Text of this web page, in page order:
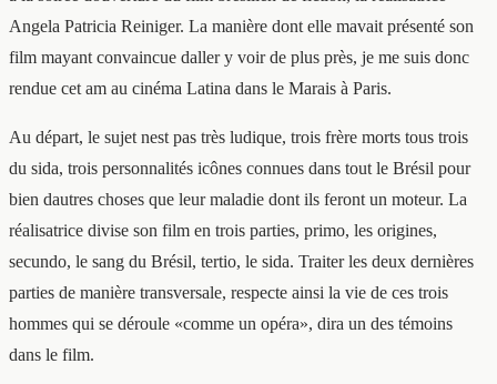
Angela Patricia Reiniger. La manière dont elle mavait présenté son
film mayant convaincue daller y voir de plus près, je me suis donc
rendue cet am au cinéma Latina dans le Marais à Paris.
Au départ, le sujet nest pas très ludique, trois frère morts tous trois
du sida, trois personnalités icônes connues dans tout le Brésil pour
bien dautres choses que leur maladie dont ils feront un moteur. La
réalisatrice divise son film en trois parties, primo, les origines,
secundo, le sang du Brésil, tertio, le sida. Traiter les deux dernières
parties de manière transversale, respecte ainsi la vie de ces trois
hommes qui se déroule «comme un opéra», dira un des témoins
dans le film.